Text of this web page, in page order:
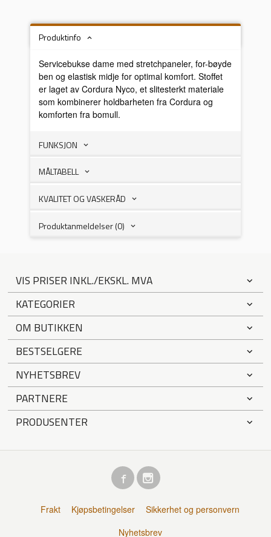
Produktinfo
Servicebukse dame med stretchpaneler, for-bøyde
ben og elastisk midje for optimal komfort. Stoffet
er laget av Cordura Nyco, et slitesterkt materiale
som kombinerer holdbarheten fra Cordura og
komforten fra bomull.
FUNKSJON
MÅLTABELL
KVALITET OG VASKERÅD
Produktanmeldelser (0)
VIS PRISER INKL./EKSKL. MVA
KATEGORIER
OM BUTIKKEN
BESTSELGERE
NYHETSBREV
PARTNERE
PRODUSENTER
Frakt Kjøpsbetingelser
Sikkerhet og personvern
Nyhetsbrev